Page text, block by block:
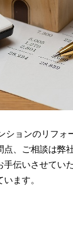
ョンのリフォ
、ご相談は弊
伝いさせていた
ます。